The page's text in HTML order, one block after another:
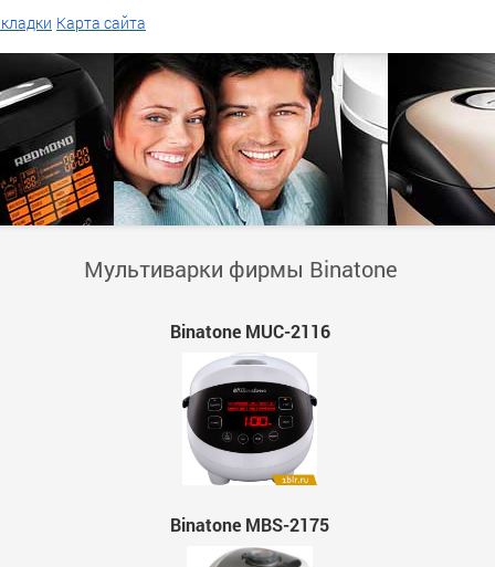
Мультиварки фирмы Binatone
Binatone MUC-2116
Binatone MBS-2175
Карта сайта